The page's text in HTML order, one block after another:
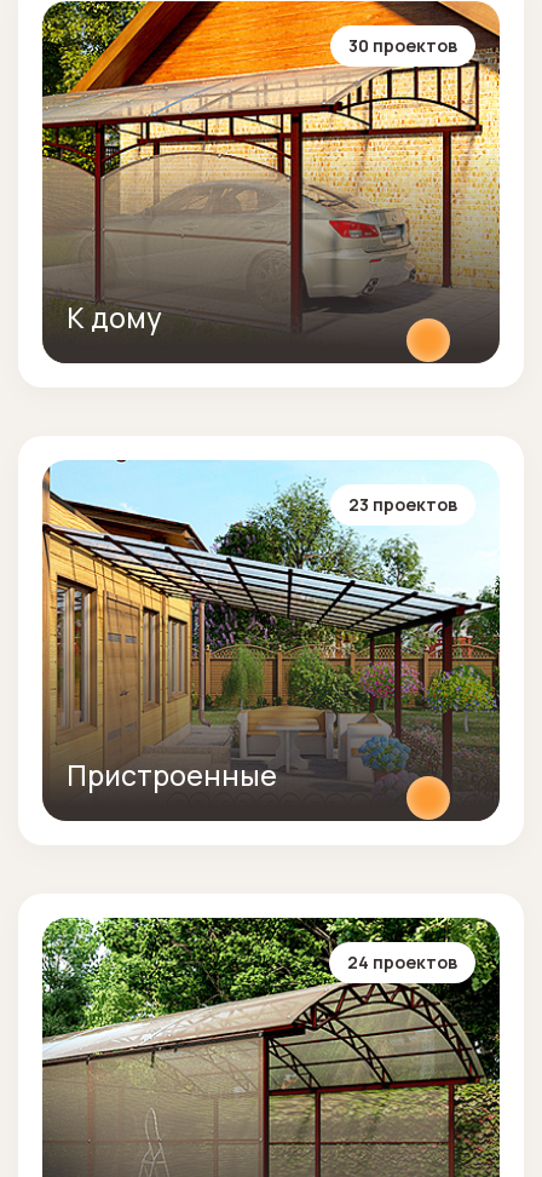
30 проектов
К дому
23 проектов
Пристроенные
24 проектов